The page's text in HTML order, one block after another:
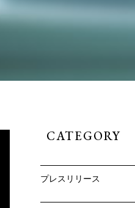
CATEGORY
プレスリリース